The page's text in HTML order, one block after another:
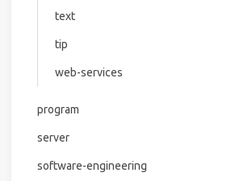
text
tip
web-services
program
server
software-engineering